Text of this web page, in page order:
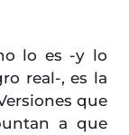
lo es -y lo
real-, es la
que
a que